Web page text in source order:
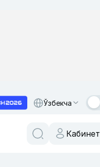
Ўзбекча
Кабинет